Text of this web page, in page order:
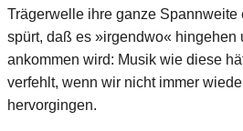
Trägerwelle ihre ganze Spannweite
spürt, daß es »irgendwo« hingehen
ankommen wird: Musik wie diese
verfehlt, wenn wir nicht immer
hervorgingen.